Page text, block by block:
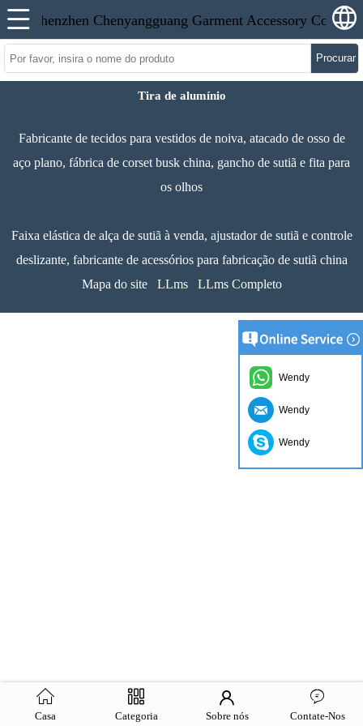
Procurar
Tira de alumínio
Fabricante de tecidos para vestidos de noiva, atacado de osso de
aço plano, fábrica de corset busk china, gancho de sutiã e fita para
os olhos
Faixa elástica de alça de sutiã à venda, ajustador de sutiã e controle
deslizante, fabricante de acessórios para fabricação de sutiã china
Mapa do site
LLms LLms Completo
Casa Categoria Sobre nós Contate-Nos
Wendy
Wendy
Wendy